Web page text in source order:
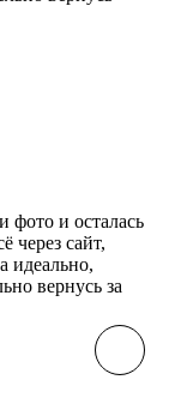
фото и осталась
через сайт,
идеально,
вернусь за